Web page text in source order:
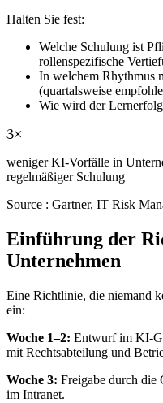
Halten Sie fest:
Welche Schulung ist
rollenspezifische
In welchem Rhythmus
(quartalsweise
Wie wird der
3×
weniger KI-Vorfälle in
regelmäßiger Schulung
Source : Gartner, IT Risk
Einführung der
Unternehmen
Eine Richtlinie, die niemand
ein:
Woche 1–2: Entwurf im KI-
mit Rechtsabteilung und
Woche 3: Freigabe durch die
im Intranet.